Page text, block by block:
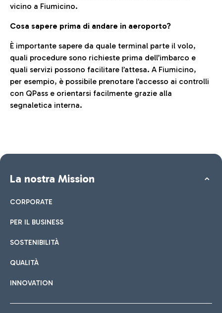
vicino a Fiumicino.
Cosa sapere prima di andare in aeroporto?
È importante sapere da quale terminal parte il volo,
quali procedure sono richieste prima dell’imbarco e
quali servizi possono facilitare l’attesa. A Fiumicino,
per esempio, è possibile prenotare l’accesso ai controlli
con QPass e orientarsi facilmente grazie alla
segnaletica interna.
La nostra Mission
CORPORATE
PER IL BUSINESS
SOSTENIBILITÀ
QUALITÀ
INNOVATION